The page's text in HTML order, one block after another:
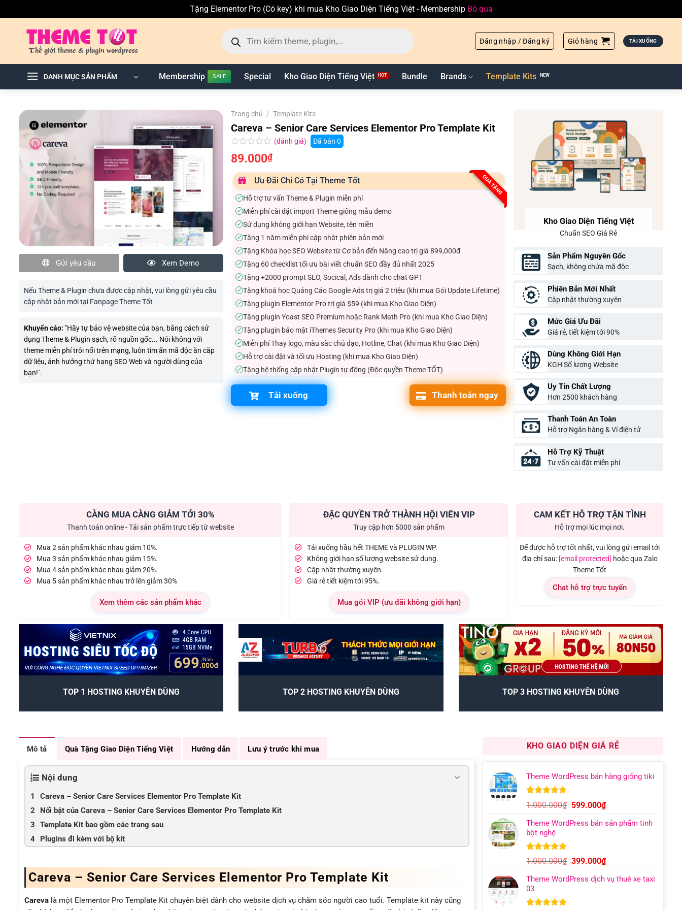
Tặng Elementor Pro (Có key) khi mua Kho Giao Diện Tiếng Việt - Membership Bỏ qua
Tìm
kiếm
sản
phẩm
Đăng nhập / Đăng ký Giỏ hàng TẢI XUỐNG
DANH MỤC SẢN PHẨM Membership Special Kho Giao Diện Tiếng Việt Bundle Brands Template Kits
Gửi yêu cầu Xem Demo
Nếu Theme & Plugin chưa được cập nhật, vui lòng gửi yêu cầu
cập nhật bản mới tại Fanpage Theme Tốt
Khuyến cáo: "Hãy tự bảo vệ website của bạn, bằng cách sử
dụng Theme & Plugin sạch, rõ nguồn gốc... Nói không với
theme miễn phí trôi nổi trên mạng, luôn tìm ẩn mã độc ăn cắp
dữ liệu, ảnh hưởng thứ hạng SEO Web và người dùng của
bạn!".
Trang chủ / Template Kits
Careva – Senior Care Services Elementor Pro Template Kit
Được
xếp
0.0
5
sao
(đánh giá) Đã bán0
89.000₫
QUÀ TẶNG
Ưu Đãi Chỉ Có Tại Theme Tốt
✓Hỗ trợ tư vấn Theme & Plugin miễn phí
✓Miễn phí cài đặt import Theme giống mẫu demo
✓Sử dụng không giới hạn Website, tên miền
✓Tặng 1 năm miễn phí cập nhật phiên bản mới
✓Tặng Khóa học SEO Website từ Cơ bản đến Nâng cao trị giá 899,000đ
✓Tặng 60 checklist tối ưu bài viết chuẩn SEO đầy đủ nhất 2025
✓Tặng +2000 prompt SEO, Socical, Ads dành cho chat GPT
✓Tặng khoá học Quảng Cáo Google Ads trị giá 2 triệu (khi mua Gói Update Lifetime)
✓Tặng plugin Elementor Pro trị giá $59 (khi mua Kho Giao Diện)
✓Tăng plugin Yoast SEO Premium hoặc Rank Math Pro (khi mua Kho Giao Diện)
✓Tặng plugin bảo mật iThemes Security Pro (khi mua Kho Giao Diện)
✓Miễn phí Thay logo, màu sắc chủ đạo, Hotline, Chat (khi mua Kho Giao Diện)
✓Hỗ trợ cài đặt và tối ưu Hosting (khi mua Kho Giao Diện)
✓Tặng hệ thống cập nhật Plugin tự động (Độc quyền Theme TỐT)
Tải xuống Thanh toán ngay
Kho Giao Diện Tiếng Việt
Chuẩn SEO Giá Rẻ
Sản Phẩm Nguyên Gốc
Sạch, không chứa mã độc
Phiên Bản Mới Nhất
Cập nhật thường xuyên
Mức Giá Ưu Đãi
Giá rẻ, tiết kiệm tới 90%
Dùng Không Giới Hạn
KGH Số lượng Website
Uy Tín Chất Lượng
Hơn 2500 khách hàng
Thanh Toán An Toàn
Hỗ trợ Ngân hàng & Ví điện tử
Hỗ Trợ Kỹ Thuật
Tư vấn cài đặt miễn phí
CÀNG MUA CÀNG GIẢM TỚI 30%
Thanh toán online - Tải sản phẩm trực tiếp từ website
Mua 2 sản phẩm khác nhau giảm 10%.
Mua 3 sản phẩm khác nhau giảm 15%.
Mua 4 sản phẩm khác nhau giảm 20%.
Mua 5 sản phẩm khác nhau trở lên giảm 30%
Xem thêm các sản phẩm khác
ĐẶC QUYỀN TRỞ THÀNH HỘI VIÊN VIP
Truy cập hơn 5000 sản phẩm
Tải xuống hầu hết THEME và PLUGIN WP.
Không giới hạn số lượng website sử dụng.
Cập nhật thường xuyên.
Giá rẻ tiết kiệm tới 95%.
Mua gói VIP (ưu đãi không giới hạn)
CAM KẾT HỖ TRỢ TẬN TÌNH
Hỗ trợ mọi lúc mọi nơi.
Để được hỗ trợ tốt nhất, vui lòng gửi email tới
địa chỉ sau: [email protected] hoặc qua Zalo
Theme Tốt
Chat hỗ trợ trực tuyến
TOP 1 HOSTING KHUYÊN DÙNG TOP 2 HOSTING KHUYÊN DÙNG TOP 3 HOSTING KHUYÊN DÙNG
Mô tả Quà Tặng Giao Diện Tiếng Việt Hướng dẫn Lưu ý trước khi mua
Nội dung
Careva – Senior Care Services Elementor Pro Template Kit
Nổi bật của Careva – Senior Care Services Elementor Pro Template Kit
Template Kit bao gồm các trang sau
Plugins đi kèm với bộ kit
Careva – Senior Care Services Elementor Pro Template Kit
Careva là một Elementor Pro Template Kit chuyên biệt dành cho website dịch vụ chăm sóc người cao tuổi. Template kit này cũng
KHO GIAO DIỆN GIÁ RẺ
Theme WordPress bán hàng giống tiki
5.00trên 5
dựa trên
11
đánh giá
1.000.000₫ Giá
là:
599.000₫Giá
tại
Theme WordPress bán sản phẩm tinh
bột nghệ
5.00trên 5
dựa trên
6
đánh giá
1.000.000₫ Giá
là:
399.000₫Giá
tại
Theme WordPress dịch vụ thuê xe taxi
03